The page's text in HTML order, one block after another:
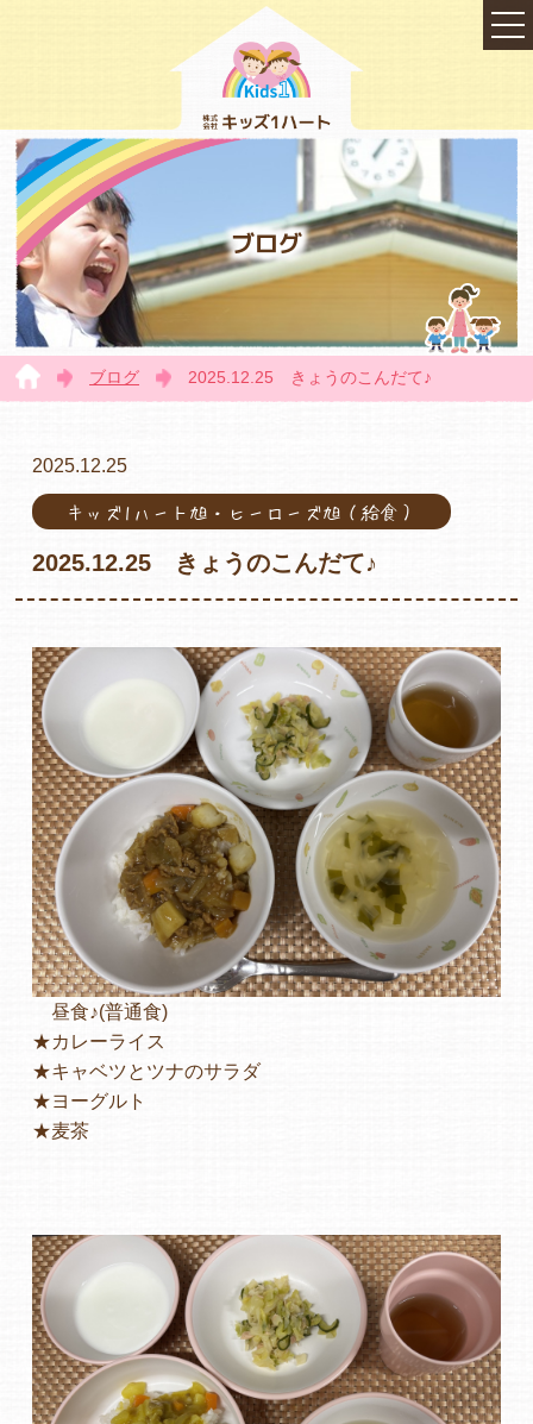
会社概要
入園・見学の問い合わせ
在園児保護者の方へ
採用情報
ヒーローズきっず園田
ヒーローズにしのみや保育園
ヒーローズ旭保育園
キッズ１ハート旭保育所
ブログ
ブログ 2025.12.25 きょうのこんだて♪
2025.12.25
キッズ1ハート旭・ヒーローズ旭（給食）
2025.12.25 きょうのこんだて♪
昼食♪(普通食)
★カレーライス
★キャベツとツナのサラダ
★ヨーグルト
★麦茶